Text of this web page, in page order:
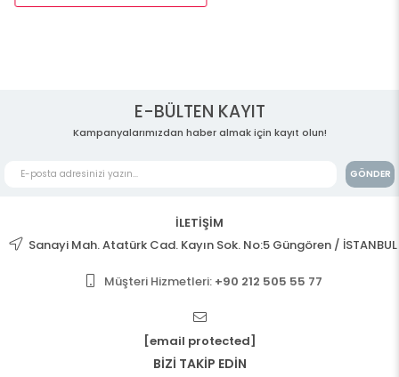
E-BÜLTEN KAYIT
Kampanyalarımızdan haber almak için kayıt olun!
GÖNDER
İLETİŞİM
Sanayi Mah. Atatürk Cad. Kayın Sok. No:5 Güngören / İSTANBUL
Müşteri Hizmetleri: +90 212 505 55 77
[email protected]
BİZİ TAKİP EDİN